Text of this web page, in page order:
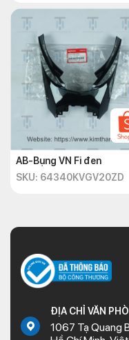
AB-Bụng VN Fi đen
SKU: 64340KVGV20ZD
ĐỊA CHỈ VĂN
1067 Tạ Quang